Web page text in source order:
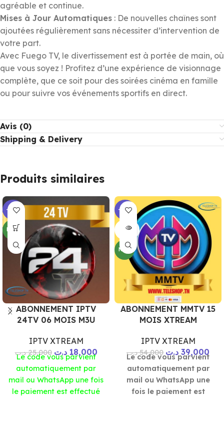
agréable et continue.
Mises à Jour Automatiques : De nouvelles chaînes sont
ajoutées régulièrement sans nécessiter d’intervention de
votre part.
Avec Fuego TV, le divertissement est à portée de main, où
que vous soyez ! Profitez d’une expérience de visionnage
complète, que ce soit pour des soirées cinéma en famille
ou pour suivre vos événements sportifs en direct.
Avis (0)
Shipping & Delivery
Produits similaires
-28%
NEW
ABONNEMENT IPTV
24TV 06 MOIS M3U
IPTV XTREAM
25,000 د.ت 18,000 د.ت
Le code vous parvient
automatiquement par
mail ou WhatsApp une fois
le paiement est effectué
-28%
SOLD
NEW
ABONNEMENT MMTV 15
MOIS XTREAM
IPTV XTREAM
54,000 د.ت 39,000 د.ت
Le code vous parvient
automatiquement par
mail ou WhatsApp une
fois le paiement est